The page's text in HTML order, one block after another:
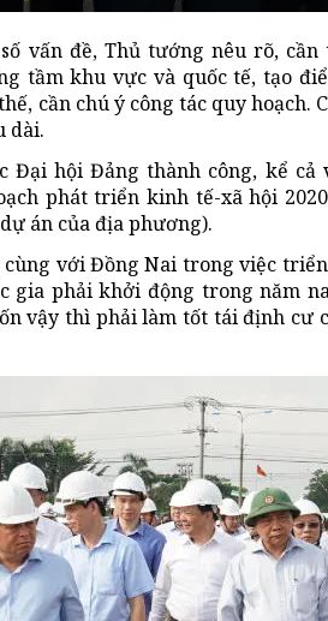
vấn đề, Thủ tướng nêu rõ,
tầm khu vực và quốc tế, tạo
cần chú ý công tác quy
dài.
Đại hội Đảng thành công, kể
phát triển kinh tế-xã hội
án của địa phương).
với Đồng Nai trong việc
gia phải khởi động trong năm
vậy thì phải làm tốt tái định